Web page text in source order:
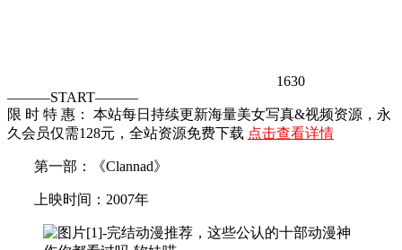
1630
———START———
限 时 特 惠： 本站每日持续更新海量美女写真&视频资源，永
久会员仅需128元，全站资源免费下载 点击查看详情
第一部：《Clannad》
上映时间：2007年